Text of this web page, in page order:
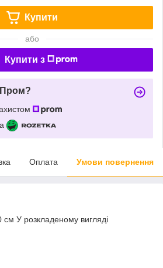
Купити
або
Купити з
Пром?
Оплата Умови повернення
см У розкладеному вигляді